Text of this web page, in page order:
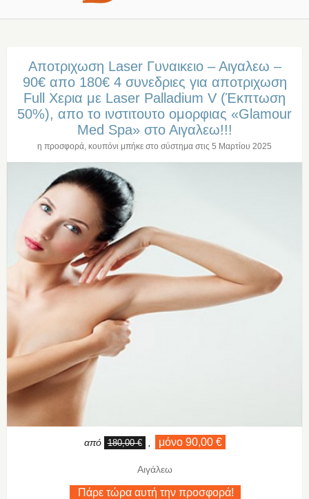
Αποτριχωση Laser Γυναικειο – Αιγαλεω –
90€ απο 180€ 4 συνεδριες για αποτριχωση
Full Χερια με Laser Palladium V (Έκπτωση
50%), απο το ινστιτουτο ομορφιας «Glamour
Med Spa» στο Αιγαλεω!!!
η προσφορά, κουπόνι μπήκε στο σύστημα στις 5 Μαρτίου 2025
από 180,00 € μόνο 90,00 €
Αιγάλεω
Πάρε τώρα αυτή την προσφορά!